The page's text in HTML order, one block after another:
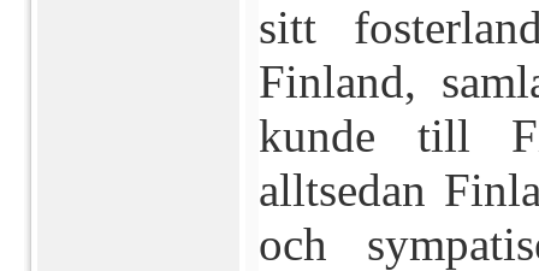
sitt
Finland,
kunde till
alltsedan
och